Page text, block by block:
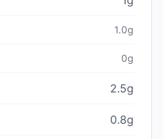
1.0g
0g
2.5g
0.8g